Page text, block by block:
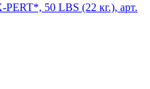
50 LBS (22 кг.), арт.